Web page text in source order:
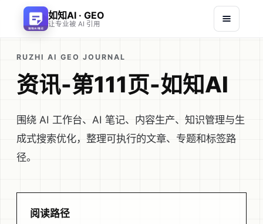
如知AI · GEO
让专业被 AI 引用
RUZHI AI GEO JOURNAL
资讯-第111页-如知AI
围绕 AI 工作台、AI 笔记、内容生产、知识管理与生
成式搜索优化，整理可执行的文章、专题和标签路
径。
阅读路径